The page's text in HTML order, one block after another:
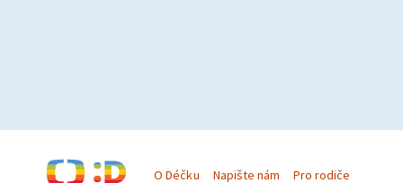
O Déčku Napište nám Pro rodiče